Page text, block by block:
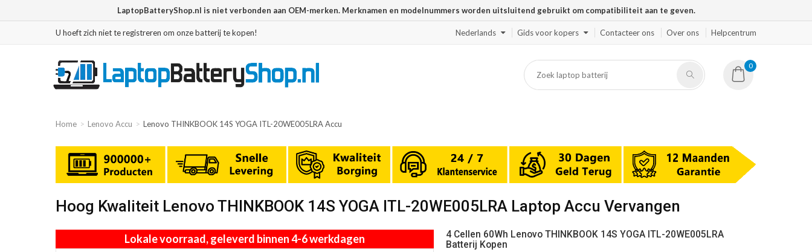
LaptopBatteryShop.nl is niet verbonden aan OEM-merken. Merknamen en modelnummers worden uitsluitend gebruikt om compatibiliteit aan te geven.
U hoeft zich niet te registreren om onze batterij te kopen! Nederlands Gids voor kopers Contacteer ons Over ons Helpcentrum
0
Home Lenovo Accu Lenovo THINKBOOK 14S YOGA ITL-20WE005LRA Accu
Hoog Kwaliteit Lenovo THINKBOOK 14S YOGA ITL-20WE005LRA Laptop Accu Vervangen
Lokale voorraad, geleverd binnen 4-6 werkdagen
4 Cellen 60Wh Lenovo THINKBOOK 14S YOGA ITL-20WE005LRA
Batterij Kopen